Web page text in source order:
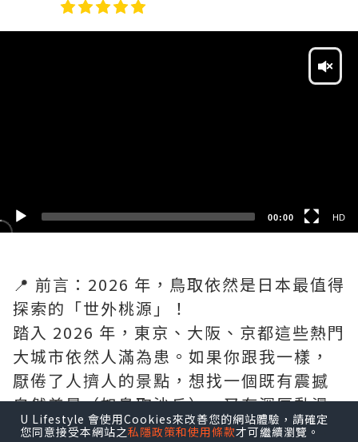
00:00 HD
📍 前言：2026 年，鳥取依然是日本最值得
探索的「世外桃源」！
踏入 2026 年，東京、大阪、京都這些熱門
大城市依然人滿為患。如果你跟我一樣，
厭倦了人擠人的景點，想找一個既有震撼
自然美景（如鳥取沙丘）、又有深厚動漫
文化（柯南、鬼太郎），而且還能大啖松
U Lifestyle 會使用Cookies來改善您的網站體驗，請確定
您同意接受本網站之私隱政策和使用條款才可繼續瀏覽。